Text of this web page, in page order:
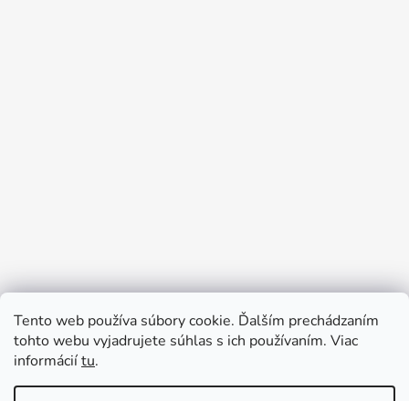
Tento web používa súbory cookie. Ďalším prechádzaním
tohto webu vyjadrujete súhlas s ich používaním. Viac
informáciítu.
Prijímame online platby